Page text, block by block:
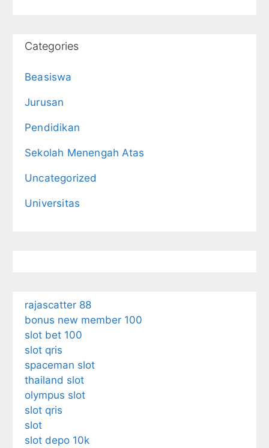
Categories
Beasiswa
Jurusan
Pendidikan
Sekolah Menengah Atas
Uncategorized
Universitas
rajascatter 88
bonus new member 100
slot bet 100
slot qris
spaceman slot
thailand slot
olympus slot
slot qris
slot
slot depo 10k